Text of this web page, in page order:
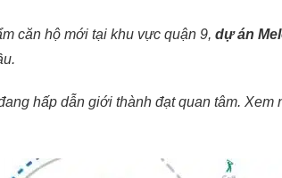
căn hộ mới tại khu vực quận 9, dự án
hấp dẫn giới thành đạt quan tâm. Xem